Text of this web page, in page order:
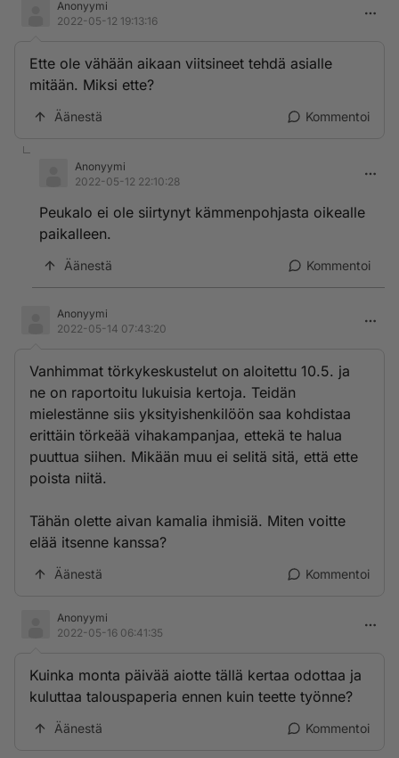
Anonyymi
2022-05-12 19:13:16
Ette ole vähään aikaan viitsineet tehdä asialle
mitään. Miksi ette?
Äänestä Kommentoi
Anonyymi
2022-05-12 22:10:28
Peukalo ei ole siirtynyt kämmenpohjasta oikealle
paikalleen.
Äänestä Kommentoi
Anonyymi
2022-05-14 07:43:20
Vanhimmat törkykeskustelut on aloitettu 10.5. ja
ne on raportoitu lukuisia kertoja. Teidän
mielestänne siis yksityishenkilöön saa kohdistaa
erittäin törkeää vihakampanjaa, ettekä te halua
puuttua siihen. Mikään muu ei selitä sitä, että ette
poista niitä.
Tähän olette aivan kamalia ihmisiä. Miten voitte
elää itsenne kanssa?
Äänestä Kommentoi
Anonyymi
2022-05-16 06:41:35
Kuinka monta päivää aiotte tällä kertaa odottaa ja
kuluttaa talouspaperia ennen kuin teette työnne?
Äänestä Kommentoi